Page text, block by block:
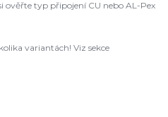
ověřte typ připojení CU nebo AL-Pex
variantách! Viz sekce